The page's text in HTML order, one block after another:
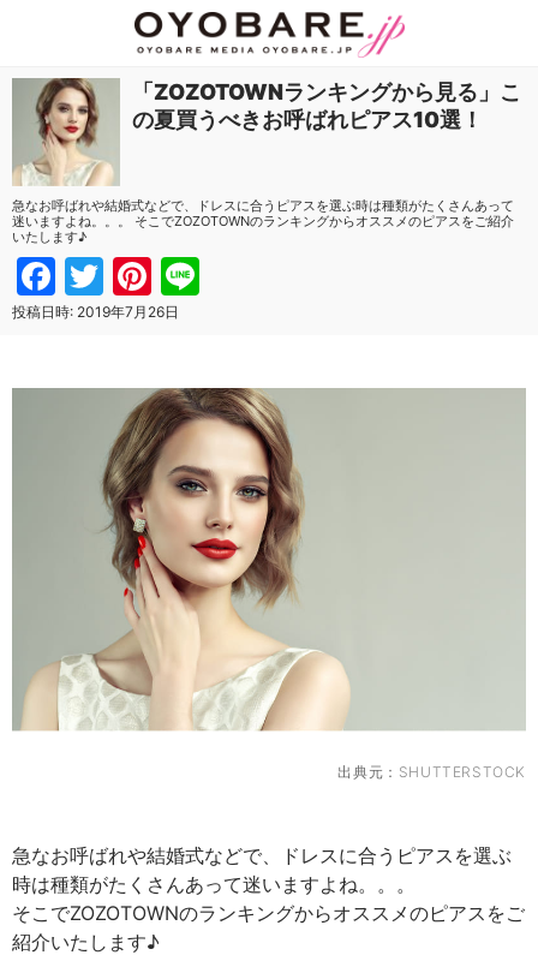
「ZOZOTOWNランキングから見る」こ
の夏買うべきお呼ばれピアス10選！
急なお呼ばれや結婚式などで、ドレスに合うピアスを選ぶ時は種類がたくさんあって
迷いますよね。。。 そこでZOZOTOWNのランキングからオススメのピアスをご紹介
いたします♪
Facebook
TwitterPinterest
投稿日時: 2019年7月26日
出典元： SHUTTERSTOCK
急なお呼ばれや結婚式などで、ドレスに合うピアスを選ぶ
時は種類がたくさんあって迷いますよね。。。
そこでZOZOTOWNのランキングからオススメのピアスをご
紹介いたします♪